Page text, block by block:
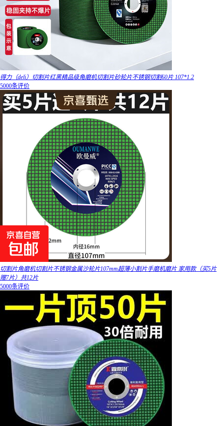
得力（deli）切割片红黑精品级角磨机切割片砂轮片不锈钢切割60片 107*1.2
5000条评价
切割片角磨机切割片不锈钢金属沙轮片107mm超薄小割片手磨机磨片 家用款（买5片
赠7片）共12片
5000条评价